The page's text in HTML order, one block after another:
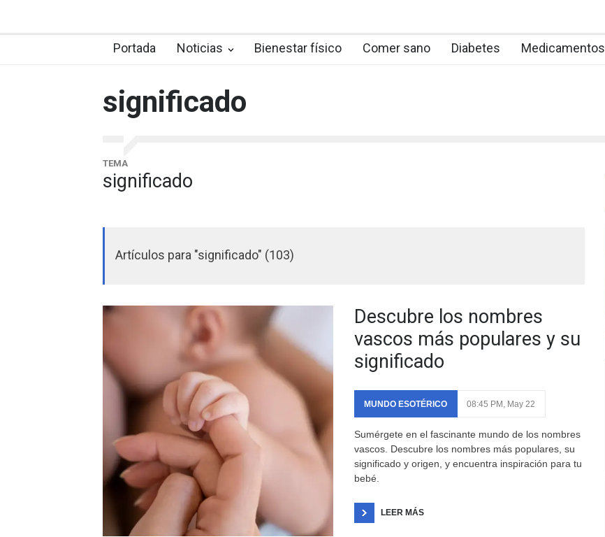
Portada Noticias Bienestar físico Comer sano Diabetes Medicamentos
significado
TEMA
significado
Artículos para "significado" (103)
Descubre los nombres
vascos más populares y su
significado
MUNDO ESOTÉRICO 08:45 PM, May 22
Sumérgete en el fascinante mundo de los nombres
vascos. Descubre los nombres más populares, su
significado y origen, y encuentra inspiración para tu
bebé.
LEER MÁS